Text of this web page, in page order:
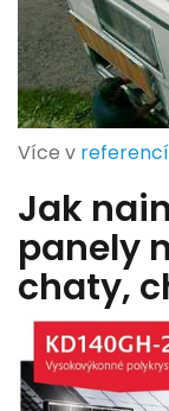
Více v
Jak
panely
chaty,